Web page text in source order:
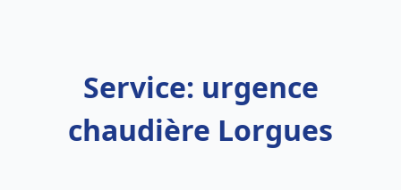
Service: urgence
chaudière Lorgues